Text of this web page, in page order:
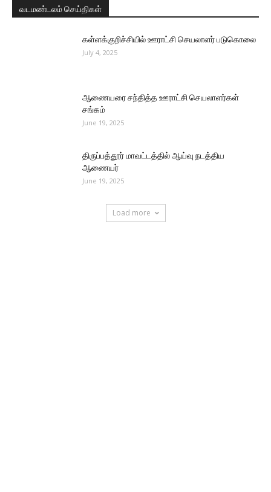
வடமண்டலம் செய்திகள்
கள்ளக்குறிச்சியில் ஊராட்சி செயலாளர் படுகொலை
July 4, 2025
ஆணையரை சந்தித்த ஊராட்சி செயலாளர்கள்
சங்கம்
June 19, 2025
திருப்பத்தூர் மாவட்டத்தில் ஆய்வு நடத்திய
ஆணையர்
June 19, 2025
Load more